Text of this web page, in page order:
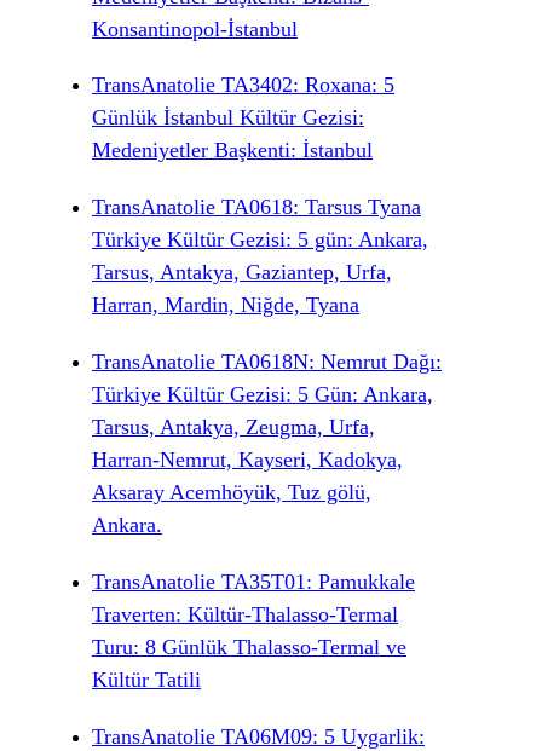
Konsantinopol-İstanbul
TransAnatolie TA3402: Roxana: 5
Günlük İstanbul Kültür Gezisi:
Medeniyetler Başkenti: İstanbul
TransAnatolie TA0618: Tarsus Tyana
Türkiye Kültür Gezisi: 5 gün: Ankara,
Tarsus, Antakya, Gaziantep, Urfa,
Harran, Mardin, Niğde, Tyana
TransAnatolie TA0618N: Nemrut Dağı:
Türkiye Kültür Gezisi: 5 Gün: Ankara,
Tarsus, Antakya, Zeugma, Urfa,
Harran-Nemrut, Kayseri, Kadokya,
Aksaray Acemhöyük, Tuz gölü,
Ankara.
TransAnatolie TA35T01: Pamukkale
Traverten: Kültür-Thalasso-Termal
Turu: 8 Günlük Thalasso-Termal ve
Kültür Tatili
TransAnatolie TA06M09: 5 Uygarlik: